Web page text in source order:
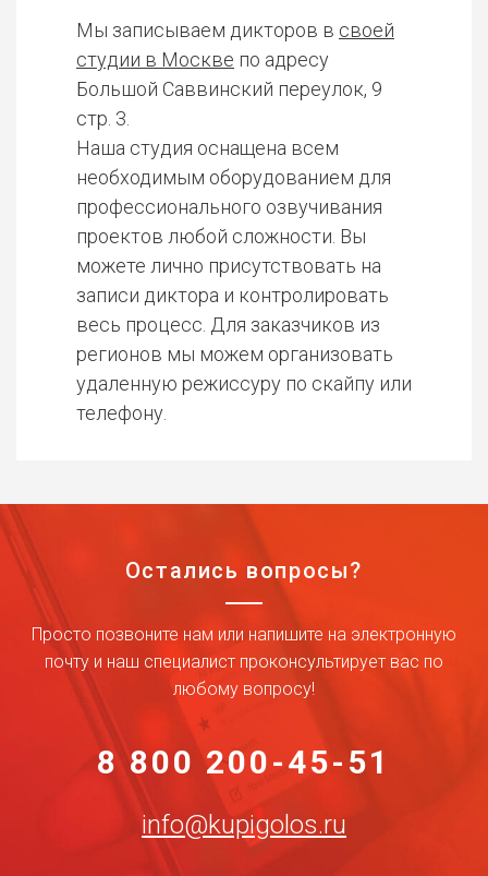
Мы записываем дикторов в своей
студии в Москве по адресу
Большой Саввинский переулок, 9
стр. 3.
Наша студия оснащена всем
необходимым оборудованием для
профессионального озвучивания
проектов любой сложности. Вы
можете лично присутствовать на
записи диктора и контролировать
весь процесс. Для заказчиков из
регионов мы можем организовать
удаленную режиссуру по скайпу или
телефону.
Остались вопросы?
Просто позвоните нам или напишите на электронную
почту и наш специалист проконсультирует вас по
любому вопросу!
8 800 200-45-51
info@kupigolos.ru